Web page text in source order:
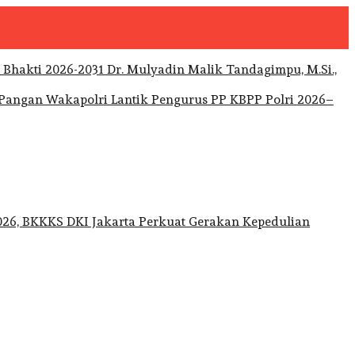
Dr. Mulyadin Malik Tandagimpu, M.Si.,
Wakapolri Lantik Pengurus PP KBPP Polri 2026–
BKKKS DKI Jakarta Perkuat Gerakan Kepedulian